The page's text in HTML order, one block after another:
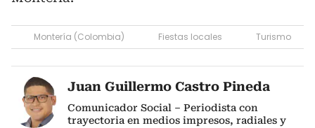
Montería (Colombia) Fiestas locales Turismo
Juan Guillermo Castro Pineda
Comunicador Social – Periodista con
trayectoria en medios impresos, radiales y